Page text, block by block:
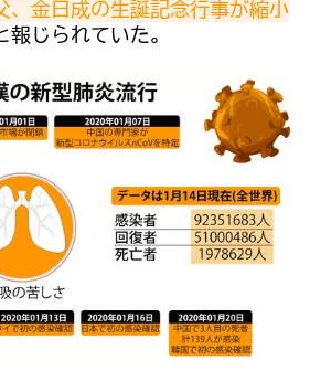
、金日成の生誕記念行事が縮小
報じられていた。